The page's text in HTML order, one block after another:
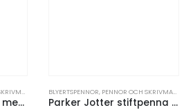
Nash kulspetspenna med färgad kropp och svart grepp (svart bläck)
BLYERTSPENNOR, PENNOR OCH SKRIVMATERIAL
Parker Jotter stiftpenna med inbyggt suddgummi (svart bläck)